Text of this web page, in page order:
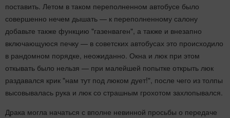
поставить. Летом в таком переполненном автобусе было
совершенно нечем дышать — к переполненному салону
добавьте также функцию "газенваген", а также и внезапно
включающуюся печку — в советских автобусах это происходило
в рандомном порядке, неожиданно. Окна и люк при этом
откывать было нельзя — при малейшей попытке открыть люк
раздавался крик "нам тут под люком дует!", после чего из толпы
высовывалась рука и люк со страшным грохотом захлопывался.
Драка могла начаться с вполне невинной просьбы о передаче